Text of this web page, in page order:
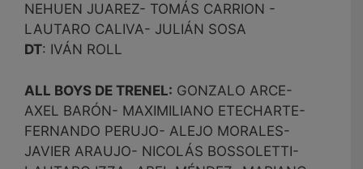
NEHUEN JUAREZ- TOMÁS CARRION -
LAUTARO CALIVA- JULIÁN SOSA
DT: IVÁN ROLL
ALL BOYS DE TRENEL: GONZALO ARCE-
AXEL BARÓN- MAXIMILIANO ETECHARTE-
FERNANDO PERUJO- ALEJO MORALES-
JAVIER ARAUJO- NICOLÁS BOSSOLETTI-